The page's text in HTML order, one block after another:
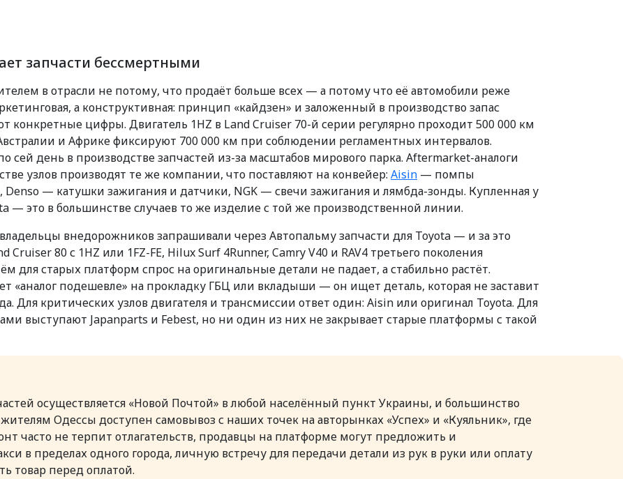
запчасти бессмертными
в отрасли не потому, что продаёт больше всех — а потому что её автомобили реже
а конструктивная: принцип «кайдзен» и заложенный в производство запас
конкретные цифры. Двигатель 1HZ в Land Cruiser 70-й серии регулярно проходит 500 000 км
и Африке фиксируют 700 000 км при соблюдении регламентных интервалов.
сей день в производстве запчастей из-за масштабов мирового парка. Aftermarket-аналоги
узлов производят те же компании, что поставляют на конвейер: Aisin — помпы
— катушки зажигания и датчики, NGK — свечи зажигания и лямбда-зонды. Купленная у
— это в большинстве случаев то же изделие с той же производственной линии.
внедорожников запрашивали через Автопальму запчасти для Toyota — и за это
Cruiser 80 с 1HZ или 1FZ-FE, Hilux Surf 4Runner, Camry V40 и RAV4 третьего поколения
для старых платформ спрос на оригинальные детали не падает, а стабильно растёт.
«аналог подешевле» на прокладку ГБЦ или вкладыши — он ищет деталь, которая не заставит
Для критических узлов двигателя и трансмиссии ответ один: Aisin или оригинал Toyota. Для
выступают Japanparts и Febest, но ни один из них не закрывает старые платформы с такой
осуществляется «Новой Почтой» в любой населённый пункт Украины, и большинство
Одессы доступен самовывоз с наших точек на авторынках «Успех» и «Куяльник», где
часто не терпит отлагательств, продавцы на платформе могут предложить и
в пределах одного города, личную встречу для передачи детали из рук в руки или оплату
товар перед оплатой.